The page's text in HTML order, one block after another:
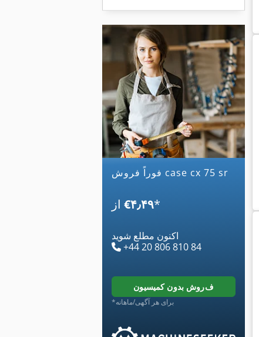
فوراً فروش case cx 75 sr
‎€۴٫۴۹*
اکنون مطلع شوید
+44 20 806 810 84
فروش بدون کمیسیون
*برای هر آگهی/ماهانه